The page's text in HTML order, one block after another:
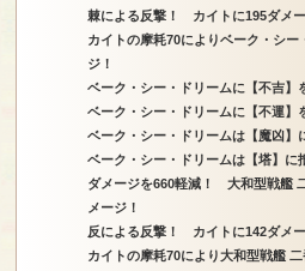
棘による反撃！ カイトに195ダメー
カイトの摩耗70によりベーク・シ
ジ！
ベーク・シー・ドリームに【不吉】
ベーク・シー・ドリームに【不運】
ベーク・シー・ドリームは【魔凶】
ベーク・シー・ドリームは【塔】に
ダメージを660軽減！ 大和型戦艦
メージ！
反による反撃！ カイトに142ダメー
カイトの摩耗70により大和型戦艦